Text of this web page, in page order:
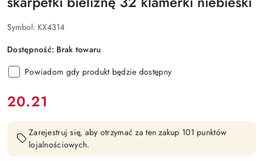
Symbol: KX4314
Dostępność: Brak towaru
Powiadom gdy produkt będzie dostępny
cena:
20.21
Zarejestruj się, aby otrzymać za ten zakup 101 punktów
lojalnościowych.